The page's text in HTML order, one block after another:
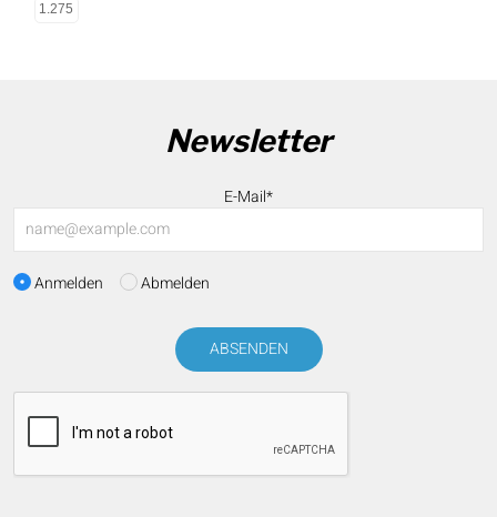
1.275
Newsletter
E-Mail*
Anmelden Abmelden
ABSENDEN